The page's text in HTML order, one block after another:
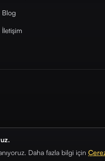
Daha fazla bilgi için
Blog
İletişim